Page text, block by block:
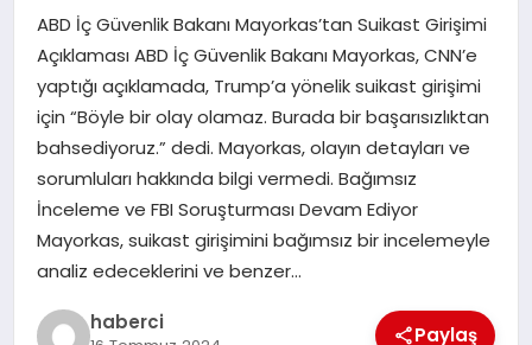
MAGAZIN
SAĞLIK
ABD İç Güvenlik Bakanı Mayorkas’tan Suikast Girişimi
Açıklaması ABD İç Güvenlik Bakanı Mayorkas, CNN’e
yaptığı açıklamada, Trump’a yönelik suikast girişimi
için “Böyle bir olay olamaz. Burada bir başarısızlıktan
bahsediyoruz.” dedi. Mayorkas, olayın detayları ve
sorumluları hakkında bilgi vermedi. Bağımsız
İnceleme ve FBI Soruşturması Devam Ediyor
Mayorkas, suikast girişimini bağımsız bir incelemeyle
analiz edeceklerini ve benzer…
haberci
Paylaş